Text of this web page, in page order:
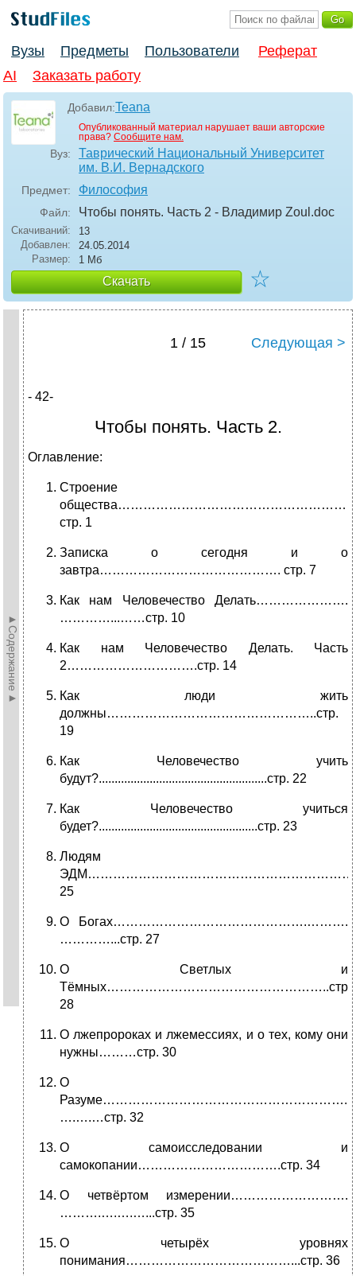
Вузы Предметы Пользователи
Реферат
AI
Заказать работу
Добавил:Teana
Опубликованный материал нарушает ваши авторские
права? Сообщите нам.
Вуз:
Таврический Национальный Университет
им. В.И. Вернадского
Предмет: Философия
Файл: Чтобы понять. Часть 2 - Владимир Zoul .doc
Скачиваний:
13
Добавлен:
24.05.2014
Размер:
1 Мб
Скачать ☆
►Содержание►
1 / 15 Следующая >
- 42-
Чтобы понять. Часть 2.
Оглавление:
Строение
общества………………………………………………
стр. 1
Записка о сегодня и о
завтра……………………………………. стр. 7
Как нам Человечество Делать………………….
…………...……стр. 10
Как нам Человечество Делать. Часть
2………………………….стр. 14
Как люди жить
должны…………………………………………..стр.
19
Как Человечество учить
будут?.....................................................стр. 22
Как Человечество учиться
будет?..................................................стр. 23
Людям
25
О Богах……………………………………….……….
…………...стр. 27
О Светлых и
Тёмных……………………………………………..стр.
28
О лжепророках и лжемессиях, и о тех, кому они
нужны………стр. 30
О
Разуме………………………………………………….
….….…стр. 32
О самоисследовании и
самокопании…………………………….стр. 34
О четвёртом измерении……………………….
……….….….…...стр. 35
О четырёх уровнях
понимания…………………………………...стр. 36